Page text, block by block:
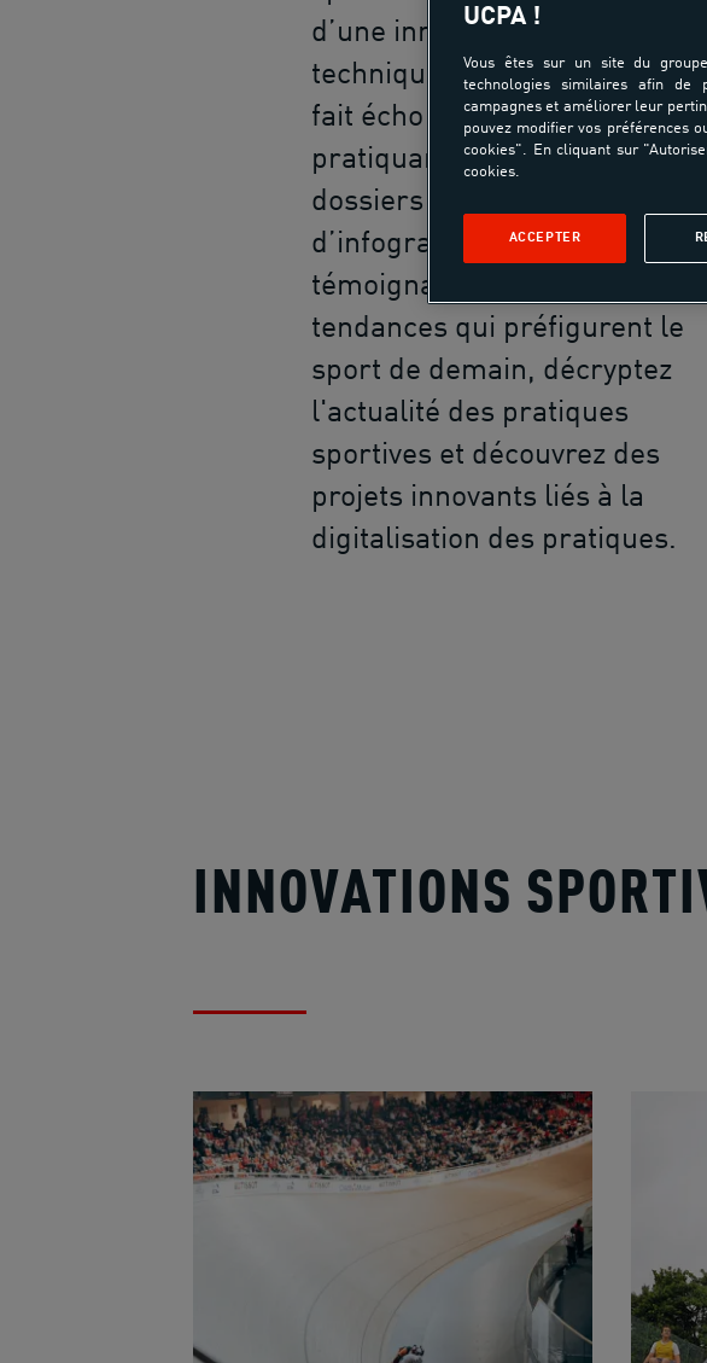
d’une innovation, à la fois
technique et pédagogique,
fait écho aux attentes des
pratiquants. Au travers de
dossiers spécifiques,
d’infographies et de
témoignages, suivez les
tendances qui préfigurent le
sport de demain, décryptez
l'actualité des pratiques
sportives et découvrez des
projets innovants liés à la
digitalisation des pratiques.
INNOVATIONS
UCPA !
Vous êtes sur un site du
technologies similaires afin de
campagnes et améliorer leur
pouvez modifier vos préférences
cookies". En cliquant sur
cookies.
ACCEPTER